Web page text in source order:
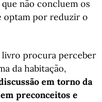
não concluem os
optam por reduzir o
livro procura perceber
da habitação,
em torno da
preconceitos e